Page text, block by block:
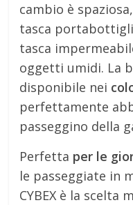
cambio è
tasca
tasca
oggetti umidi. La
disponibile nei
perfettamente
passeggino della
Perfetta per le
le passeggiate in
CYBEX è la scelta